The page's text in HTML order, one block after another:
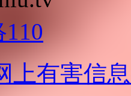
110
上有害信